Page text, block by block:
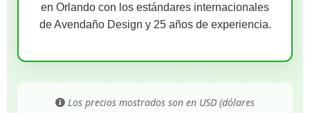
en Orlando con los estándares internacionales
de Avendaño Design y 25 años de experiencia.
Los precios mostrados son en USD (dólares